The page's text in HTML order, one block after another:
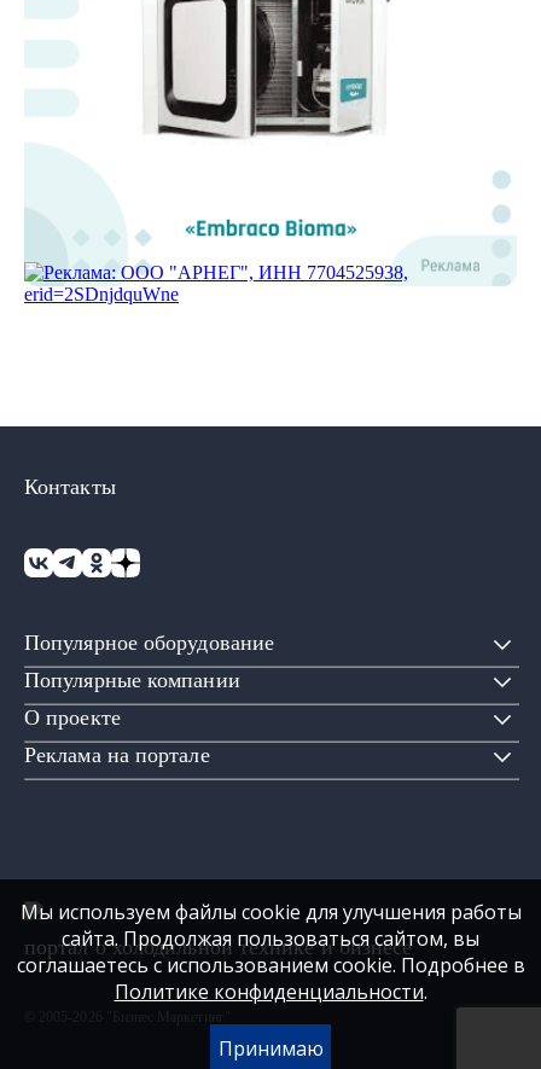
Популярное оборудование
Популярные компании
О проекте
Реклама на портале
Контакты
портал о холодильной технике и бизнесе
Мы используем файлы cookie для улучшения работы
сайта. Продолжая пользоваться сайтом, вы
соглашаетесь с использованием cookie. Подробнее в
Политике конфиденциальности.
Принимаю